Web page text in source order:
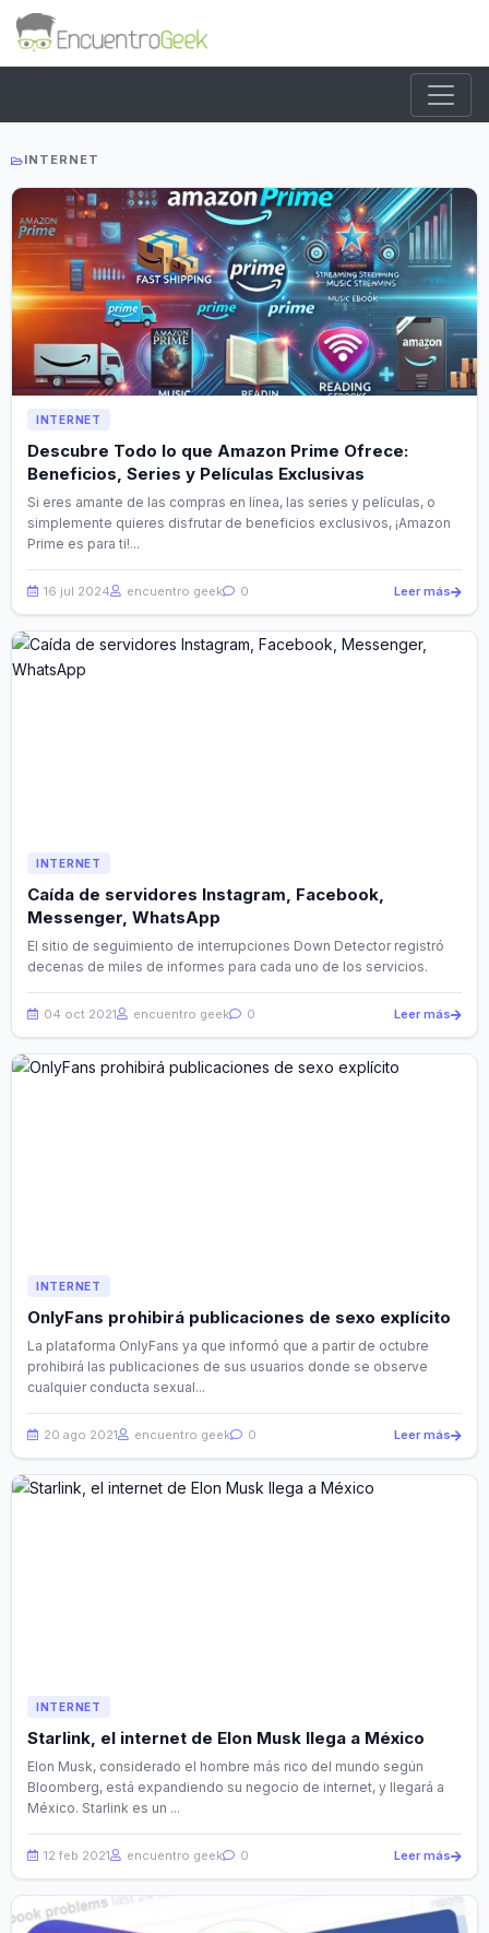
INTERNET
INTERNET
Descubre Todo lo que Amazon Prime Ofrece:
Beneficios, Series y Películas Exclusivas
Si eres amante de las compras en línea, las series y películas, o
simplemente quieres disfrutar de beneficios exclusivos, ¡Amazon
Prime es para ti!...
16 jul 2024 encuentro geek 0 Leer más
INTERNET
Caída de servidores Instagram, Facebook,
Messenger, WhatsApp
El sitio de seguimiento de interrupciones Down Detector registró
decenas de miles de informes para cada uno de los servicios.
04 oct 2021 encuentro geek 0 Leer más
INTERNET
OnlyFans prohibirá publicaciones de sexo explícito
La plataforma OnlyFans ya que informó que a partir de octubre
prohibirá las publicaciones de sus usuarios donde se observe
cualquier conducta sexual...
20 ago 2021 encuentro geek 0 Leer más
INTERNET
Starlink, el internet de Elon Musk llega a México
Elon Musk, considerado el hombre más rico del mundo según
Bloomberg, está expandiendo su negocio de internet, y llegará a
México. Starlink es un ...
12 feb 2021 encuentro geek 0 Leer más